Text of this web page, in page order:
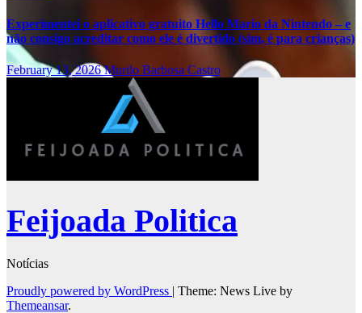
Experimentei o aplicativo gratuito Hello Mario da Nintendo – e
não consigo acreditar como ele é divertido (sim, é para crianças)
February 13, 2026Murilo Barbosa Castro
Feijoada Politica
Notícias
Proudly powered by WordPress | Theme: News Live by
Themeansar.